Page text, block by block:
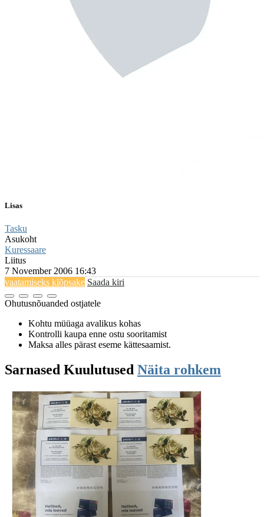
Lisas
Tasku
Asukoht
Kuressaare
Liitus
7 November 2006 16:43
vaatamiseks klõpsake Saada kiri
Ohutusnõuanded ostjatele
Kohtu müüaga avalikus kohas
Kontrolli kaupa enne ostu sooritamist
Maksa alles pärast eseme kättesaamist.
Sarnased Kuulutused Näita rohkem